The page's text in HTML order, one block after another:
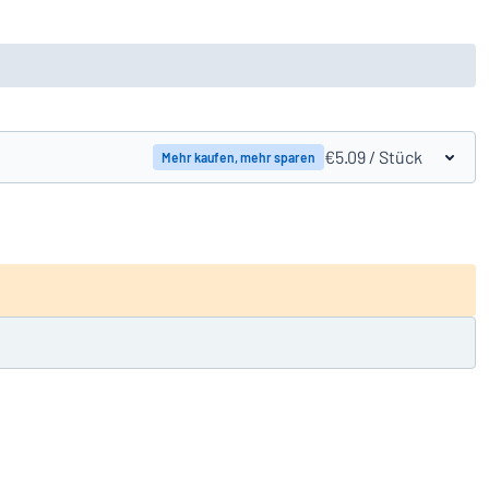
Mehr kaufen, mehr sparen €5.09 / Stück